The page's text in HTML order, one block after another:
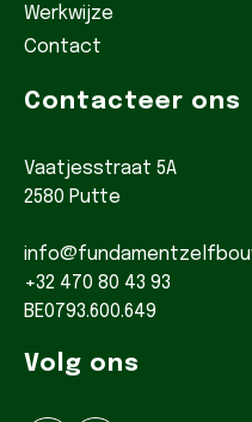
Werkwijze
Contact
Contacteer ons
Vaatjesstraat 5A
2580 Putte
+32 470 80 43 93
BE0793.600.649
Volg ons